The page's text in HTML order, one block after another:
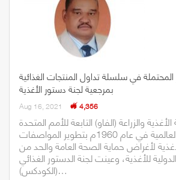
المحتملة في سلسلة تداول المنتجات الغذائية
بمرجعية لجنة دستور الأغذية
Aug 16, 2021 4,356
والزراعة (الفاو) التابعة للأمم المتحدة
ومنظمة الصحة العالمية في عام 1960م بتطوير المواصفات
لأغراض حماية الصحة العامة والحد من
للأغذية، وعينت لجنة الدستور الغذائي
(الكودكس)…